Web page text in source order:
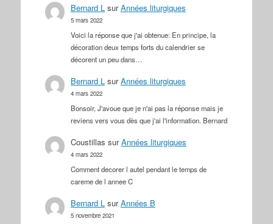
Bernard LsurAnnées liturgiques
5 mars 2022
Voici la réponse que j'ai obtenue: En principe, la
décoration deux temps forts du calendrier se
décorent un peu dans…
Bernard LsurAnnées liturgiques
4 mars 2022
Bonsoir, J'avoue que je n'ai pas la réponse mais je
reviens vers vous dès que j'ai l'information. Bernard
Coustillas surAnnées liturgiques
4 mars 2022
Comment decorer l autel pendant le temps de
careme de l annee C
Bernard LsurAnnées B
5 novembre 2021